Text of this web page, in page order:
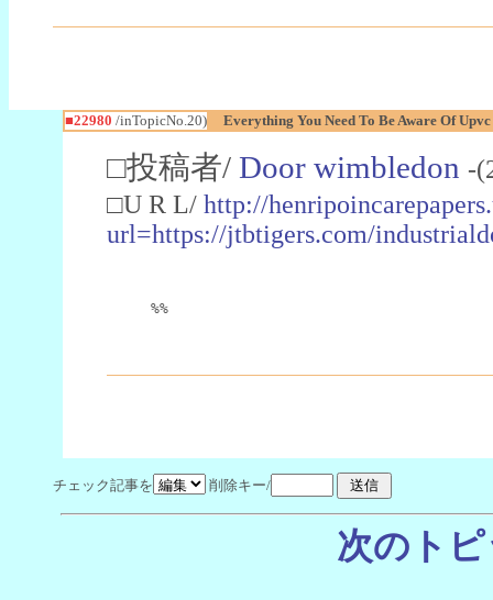
■22980 /inTopicNo.20) Everything You Need To Be Aware Of
□投稿者/ Door wimbledon -
□U R L/ http://
url=https://jtbtigers.com/
%%
チェック記事を 削除キー/
次のト